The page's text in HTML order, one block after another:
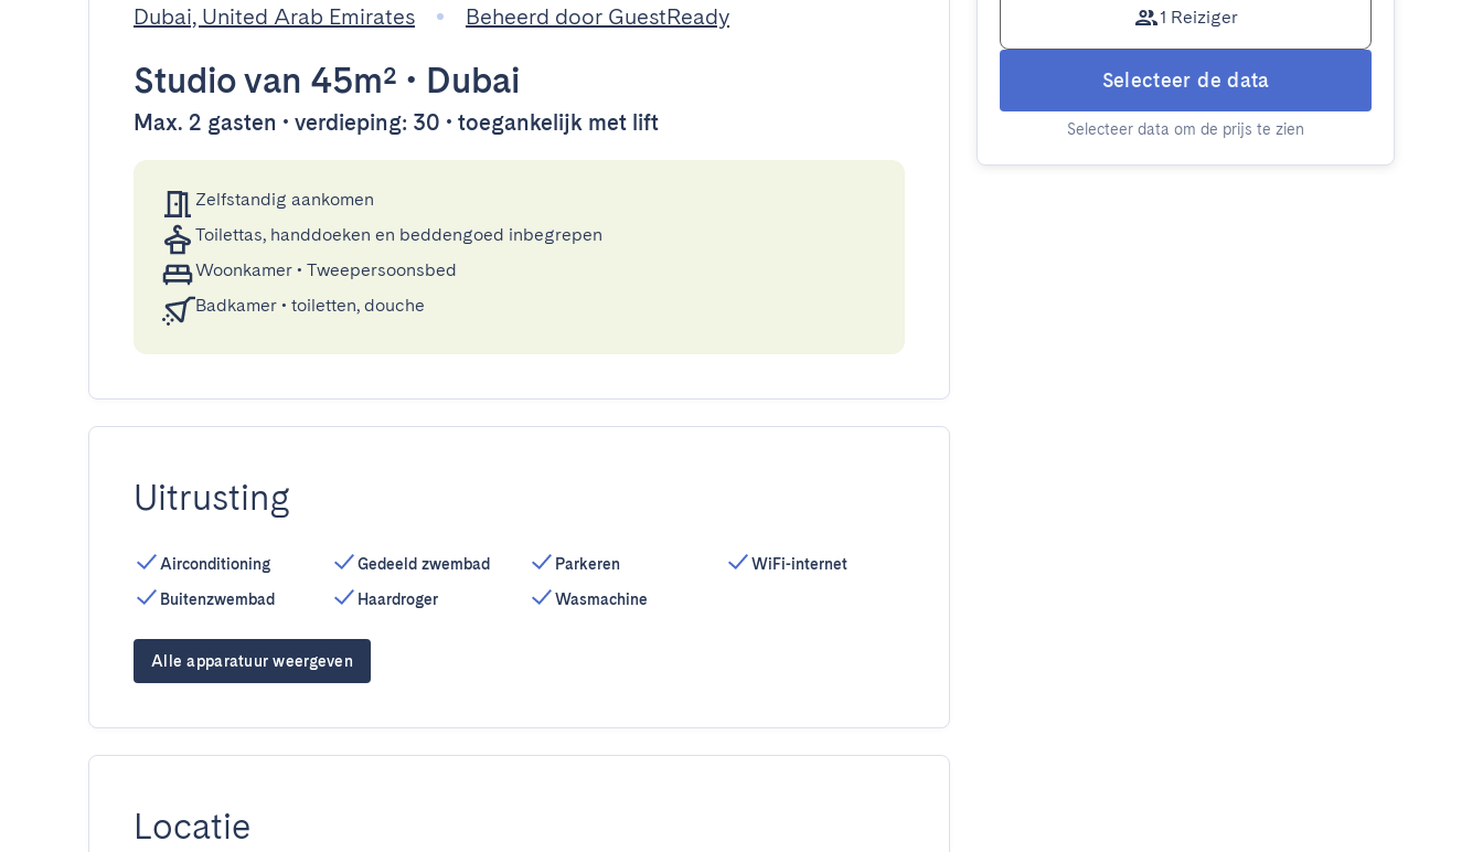
Dubai, United Arab Emirates Beheerd door GuestReady
Studiovan 45m² • Dubai
Max. 2 gasten • verdieping: 30 • toegankelijk met lift
Zelfstandig aankomen
Toilettas, handdoeken en beddengoed inbegrepen
Woonkamer • Tweepersoonsbed
Badkamer • toiletten, douche
Uitrusting
Airconditioning
Buitenzwembad
Gedeeld zwembad
Haardroger
Parkeren
Wasmachine
WiFi-internet
Alle apparatuur weergeven
Locatie
1 Reiziger
Selecteer de data
Selecteer data om de prijs te zien